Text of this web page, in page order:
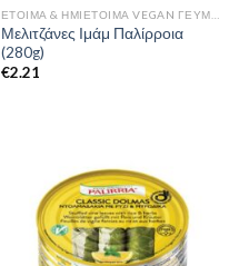
Μελιτζάνες Ιμάμ Παλίρροια
(280g)
€2.21